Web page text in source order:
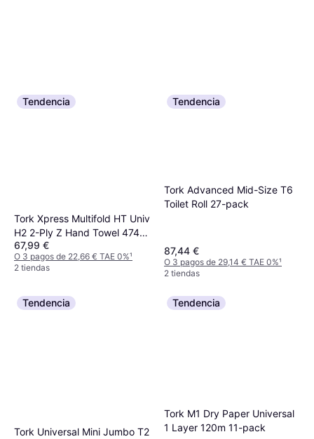
Tendencia
Tork Xpress Multifold HT Univ
H2 2-Ply Z Hand Towel 4740-
pack
67,99 €
O 3 pagos de 22,66 € TAE 0%¹
2 tiendas
Tendencia
Tork Advanced Mid-Size T6
Toilet Roll 27-pack
87,44 €
O 3 pagos de 29,14 € TAE 0%¹
2 tiendas
Tendencia
Tork Universal Mini Jumbo T2
Tendencia
Tork M1 Dry Paper Universal
1 Layer 120m 11-pack